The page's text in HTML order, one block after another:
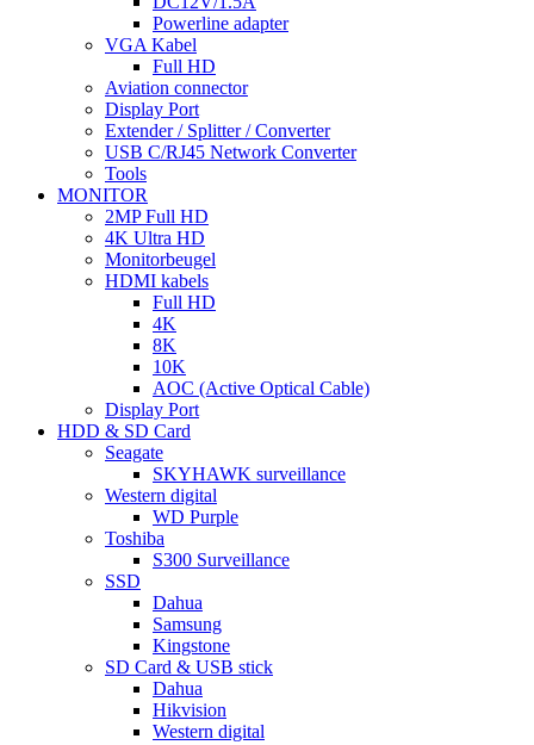
Powerline adapter
VGA Kabel
Full HD
Aviation connector
Display Port
Extender / Splitter / Converter
USB C/RJ45 Network Converter
Tools
MONITOR
2MP Full HD
4K Ultra HD
Monitorbeugel
HDMI kabels
Full HD
4K
8K
10K
AOC (Active Optical Cable)
Display Port
HDD & SD Card
Seagate
SKYHAWK surveillance
Western digital
WD Purple
Toshiba
S300 Surveillance
SSD
Dahua
Samsung
Kingstone
SD Card & USB stick
Dahua
Hikvision
Western digital